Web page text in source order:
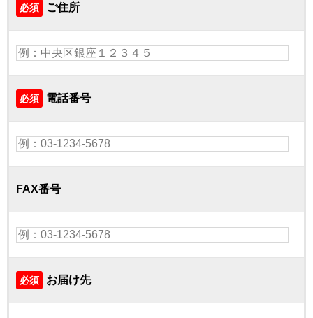
必須 ご住所
必須 電話番号
FAX番号
必須 お届け先